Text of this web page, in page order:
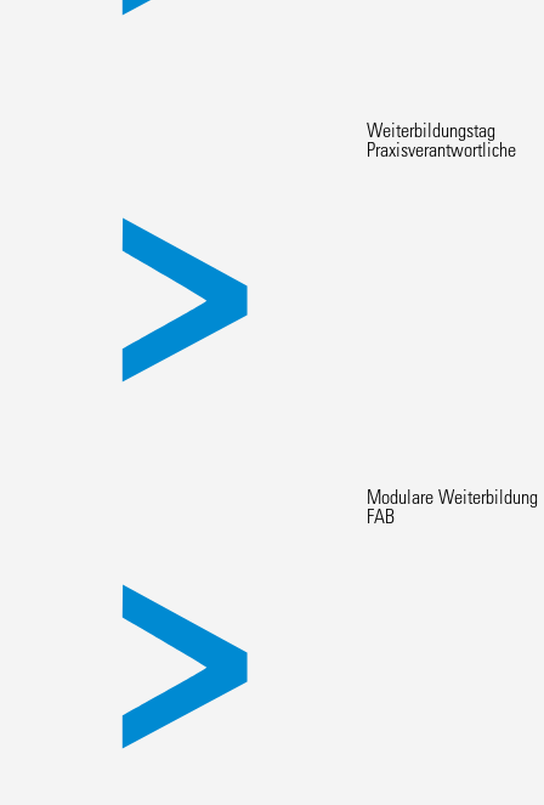
Weiterbildungstag
Praxisverantwortliche
Modulare Weiterbildung
FAB